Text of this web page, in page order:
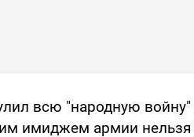
всю "народную
имиджем армии нельзя